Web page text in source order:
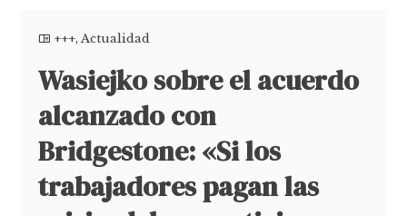
+++,Actualidad
Wasiejko sobre el acuerdo
alcanzado con
Bridgestone: «Si los
trabajadores pagan las